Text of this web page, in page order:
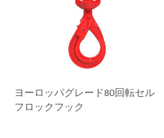
ヨーロッパグレード80回転セル
フロックフック